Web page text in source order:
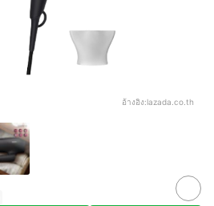
อ้างอิง:lazada.co.th